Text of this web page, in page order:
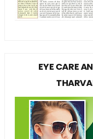
EYE CARE